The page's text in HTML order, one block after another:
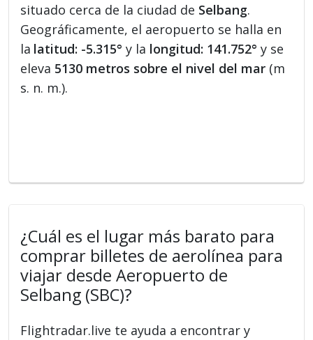
situado cerca de la ciudad de Selbang.
Geográficamente, el aeropuerto se halla en
la latitud: -5.315° y la longitud: 141.752° y se
eleva 5130 metros sobre el nivel del mar (m
s. n. m.).
¿Cuál es el lugar más barato para
comprar billetes de aerolínea para
viajar desde Aeropuerto de
Selbang (SBC)?
Flightradar.live te ayuda a encontrar y